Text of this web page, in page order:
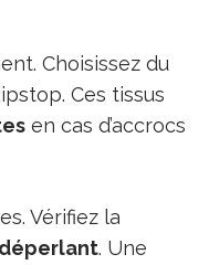
Choisissez du
Ces tissus
en cas d’accrocs
Vérifiez la
. Une